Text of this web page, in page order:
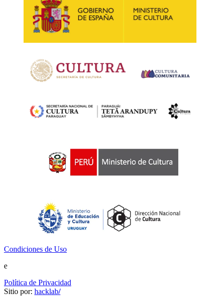
Condiciones de Uso
e
Política de Privacidad
Sitio por: hacklab/